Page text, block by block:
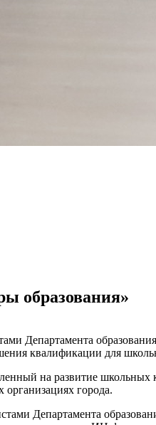
образования»
Департамента
квалификации для
на развитие
города.
Департамента